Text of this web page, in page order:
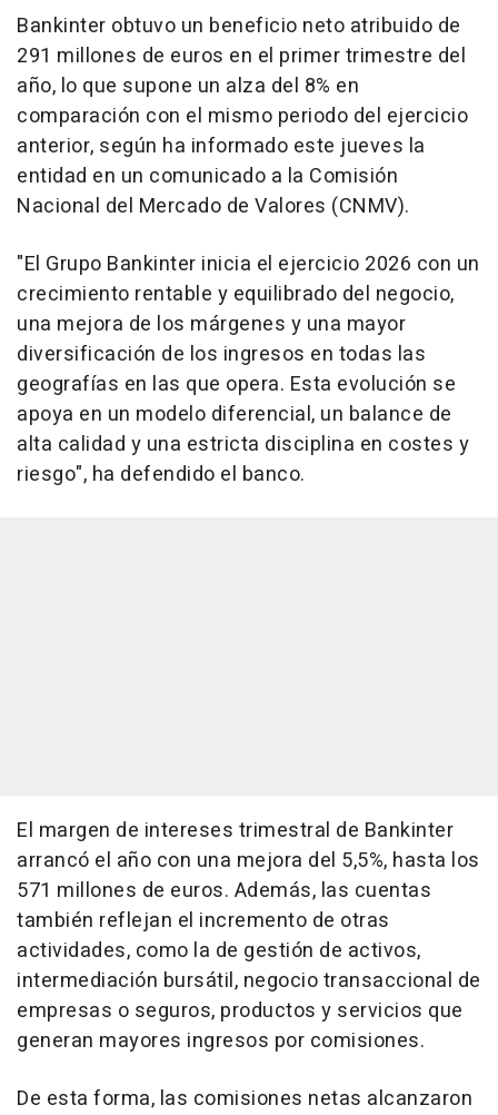
Bankinter obtuvo un beneficio neto atribuido de
291 millones de euros en el primer trimestre del
año, lo que supone un alza del 8% en
comparación con el mismo periodo del ejercicio
anterior, según ha informado este jueves la
entidad en un comunicado a la Comisión
Nacional del Mercado de Valores (CNMV).
"El Grupo Bankinter inicia el ejercicio 2026 con un
crecimiento rentable y equilibrado del negocio,
una mejora de los márgenes y una mayor
diversificación de los ingresos en todas las
geografías en las que opera. Esta evolución se
apoya en un modelo diferencial, un balance de
alta calidad y una estricta disciplina en costes y
riesgo", ha defendido el banco.
El margen de intereses trimestral de Bankinter
arrancó el año con una mejora del 5,5%, hasta los
571 millones de euros. Además, las cuentas
también reflejan el incremento de otras
actividades, como la de gestión de activos,
intermediación bursátil, negocio transaccional de
empresas o seguros, productos y servicios que
generan mayores ingresos por comisiones.
De esta forma, las comisiones netas alcanzaron